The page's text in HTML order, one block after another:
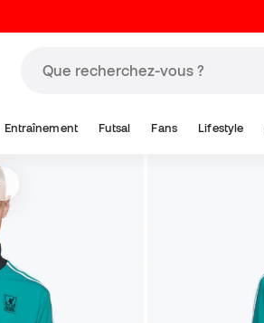
Entraînement Futsal Fans Lifestyle